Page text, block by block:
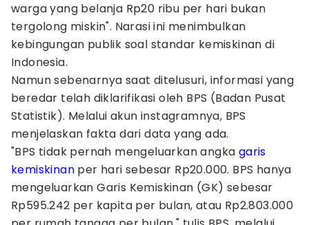
warga yang belanja Rp20 ribu per hari bukan
tergolong miskin". Narasi ini menimbulkan
kebingungan publik soal standar kemiskinan di
Indonesia.
Namun sebenarnya saat ditelusuri, informasi yang
beredar telah diklarifikasi oleh BPS (Badan Pusat
Statistik). Melalui akun instagramnya, BPS
menjelaskan fakta dari data yang ada.
"BPS tidak pernah mengeluarkan angka garis
kemiskinan per hari sebesar Rp20.000. BPS hanya
mengeluarkan Garis Kemiskinan (GK) sebesar
Rp595.242 per kapita per bulan, atau Rp2.803.000